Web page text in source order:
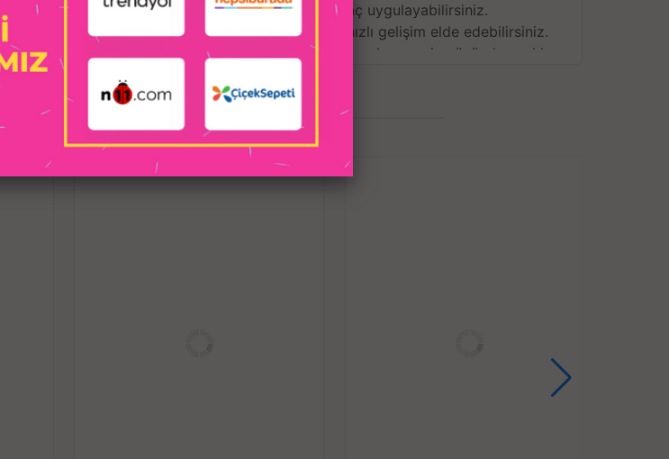
Barometre ile ayarlayabilir, düzenli basınç uygulayabilirsiniz.
Bu sayede diğer manuel pompalara göre iki kat hızlı gelişim elde edebilirsiniz.
Piyasadaki benzer ürünlere göre 2 kat daha fazla vakum emiş gücü, dayanıklı
hazne ve uzman bir ekip tarafından tasarlanmış özel tetik tasarımı,
PVC ve silikondan üretilen ara bağlantı borusu, maksimum eğilmeye ve bükülmeye
karşı dayanıklıdır, kullanım sırasında ekstra konfor ve rahatlık ile endişe etmeden
kullanılabilir yapıdadır.
Güçlü silindir haznesi, maksimum kapasite için 22 cm uzunluğunda, 7 cm
genişliğindedir. Hızlı ve etkili gelişim için yüksek vakum emiş gücü imkanı sunar.
İLGILI ÜRÜNLER